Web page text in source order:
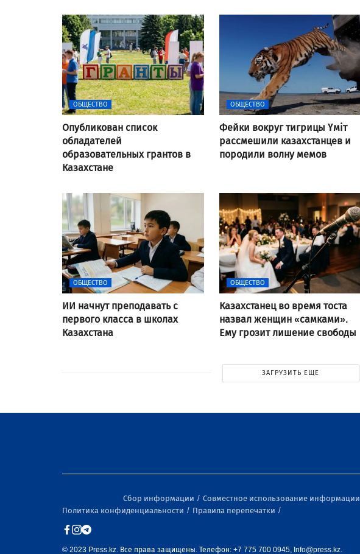
ОБЩЕСТВО
Опубликован список
обладателей
образовательных грантов в
Казахстане
ОБЩЕСТВО
Фейки вокруг тигрицы Үміт
рассмешили казахстанцев и
породили волну мемов
ОБЩЕСТВО
ИИ начнут преподавать с
первого класса в школах
Казахстана
ОБЩЕСТВО
Казахстанец во время тоста
назвал женщин «самками».
Ему грозит лишение свободы
ЗАГРУЗИТЬ ЕЩЕ
Сбор информации Совместное использование информации
Политика конфиденциальности
Правила перепечатки
© 2023 Press.kz. Все права защищены. Телефон: +7 775 700 0945, Info@press.kz.